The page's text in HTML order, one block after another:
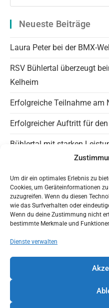
Um dir ein optimales Erlebnis zu
Cookies, um Geräteinformationen
zuzugreifen. Wenn du diesen
wie das Surfverhalten oder
Wenn du deine Zustimmung nicht
bestimmte Merkmale und
Dienste verwalten
Neueste Beiträge
Laura Peter bei der BMX-
RSV Bühlertal überzeugt
Kelheim
Erfolgreiche Teilnahme am
Erfolgreicher Auftritt für
Bühlertal mit starken
Panaromagravel auf
Trainingszeiten
HaLT –
Mit Google Maps nach